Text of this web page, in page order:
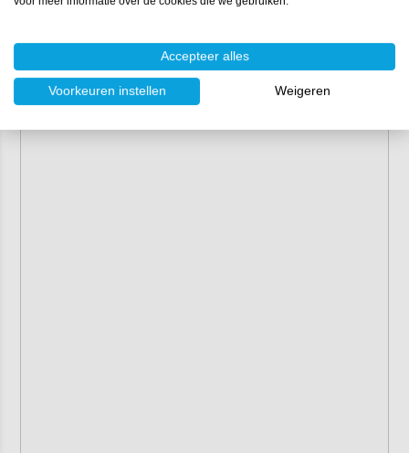
Accepteer alles
Voorkeuren instellen Weigeren